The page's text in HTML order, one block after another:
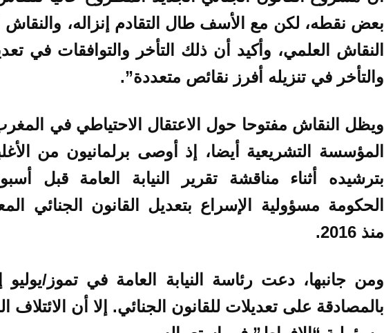
بعض نقطه، لكن مع الأسف طال التقادم إنزاله،
النقاش العلمي، وأكيد أن ذلك التأخر والتوافقات في
والتأخر في تنزيله أفرز نقائص متعددة”.
ويظل النقاش مفتوحا حول الاعتقال الاحتياطي في
المؤسسة التشريعية أيضا، إذ أوصى برلمانيون من
بترشيده أثناء مناقشة تقرير النيابة العامة قبل
الحكومة مسؤولية الإسراع بتعديل القانون الجنائي
منذ 2016.
ومن جانبها، دعت رئاسة النيابة العامة في تموز/يوليو
بالمصادقة على تعديلات للقانون الجنائي. إلا أن الائتلاف